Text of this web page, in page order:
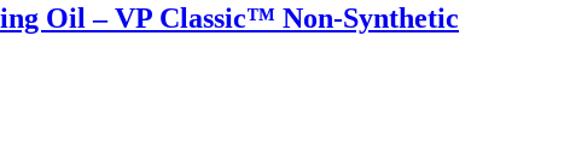
Oil – VP Classic™ Non-Synthetic